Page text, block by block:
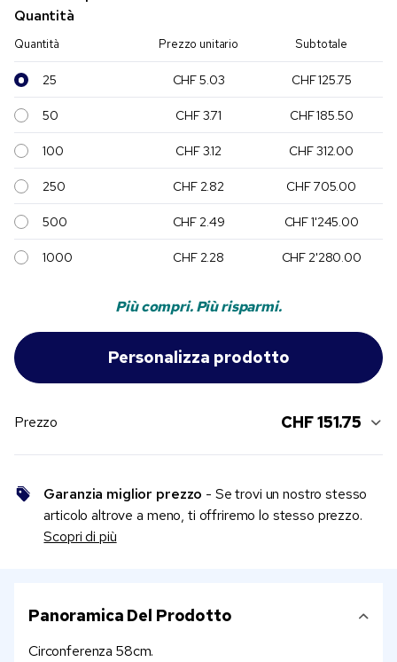
Quantità
Quantità Prezzo unitario Subtotale
25 CHF 5.03 CHF 125.75
50 CHF 3.71 CHF 185.50
100 CHF 3.12 CHF 312.00
250 CHF 2.82 CHF 705.00
500 CHF 2.49 CHF 1'245.00
1000 CHF 2.28 CHF 2'280.00
Più compri. Più risparmi.
Prezzo CHF 151.75
Garanzia miglior prezzo - Se trovi un nostro stesso
articolo altrove a meno, ti offriremo lo stesso prezzo.
Scopri di più
Panoramica Del Prodotto
Circonferenza 58cm.